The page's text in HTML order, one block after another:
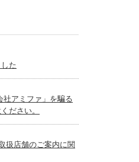
た
社アミファ」を騙る
ださい。
扱店舗のご案内に関